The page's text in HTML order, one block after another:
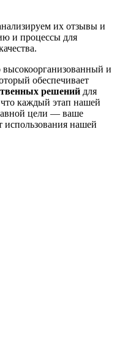
их отзывы и
и процессы для
и
обеспечивает
решений для
каждый этап нашей
цели — ваше
использования нашей